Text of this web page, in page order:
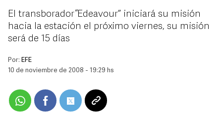
El transborador “Edeavour” iniciará su misión
hacia la estación el próximo viernes, su misión
será de 15 días
Por: EFE
10 de noviembre de 2008 - 19:29 hs